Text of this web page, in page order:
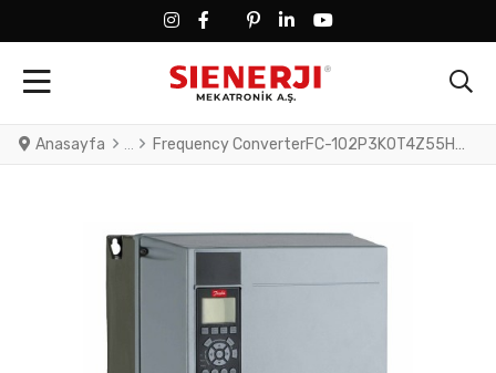
FACEBOOK SOCIAL LINK
FACEBOOK SOCIAL LINK
TWITTER SOCIAL LINK
PINTEREST SOCIAL LINK
LINKEDIN SOCIAL LINK
YOUTUBE SOCIAL LINK
Anasayfa Frequency ConverterFC-102P3K0T4Z55H3XNXXOXSXXXXAXBXCXXXXDXVLT® HVAC Drive FC-102(P3K0) 3.0 KW / 4.0 HP, Three phase380 - 480 VAC, IP55 / Type 12 A4 Frame(H3) RFI Class A1/B (C1)No brake chopperNumerical Loc. Cont. PanelNot coated PCB, No Mains OptionLatest release std. SW.Frame: A4No C1 option, No D